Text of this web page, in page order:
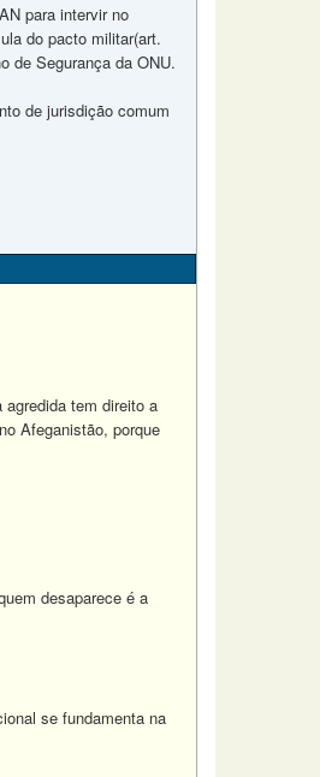
para intervir no
do pacto militar(art.
de Segurança da ONU.
de jurisdição comum
tem direito a
Afeganistão, porque
desaparece é a
se fundamenta na